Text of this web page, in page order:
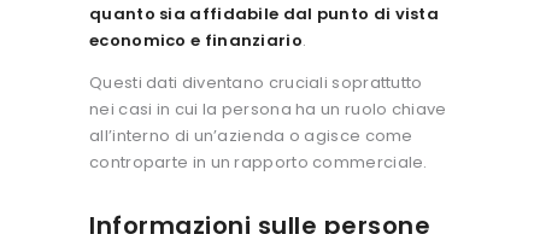
quanto sia affidabile dal punto di vista
economico e finanziario.
Questi dati diventano cruciali soprattutto
nei casi in cui la persona ha un ruolo chiave
all’interno di un’azienda o agisce come
controparte in un rapporto commerciale.
Informazioni sulle persone